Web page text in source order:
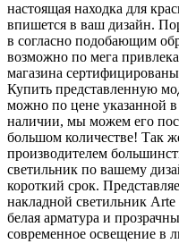
настоящая находка для
впишется в ваш дизайн.
в согласно подобающим
возможно по мега
магазина
Купить представленную
можно по цене указанной в
наличии, мы можем его
большом количестве! Так
производителем
светильник по вашему
короткий срок.
накладной светильник
белая арматура и
современное освещение в